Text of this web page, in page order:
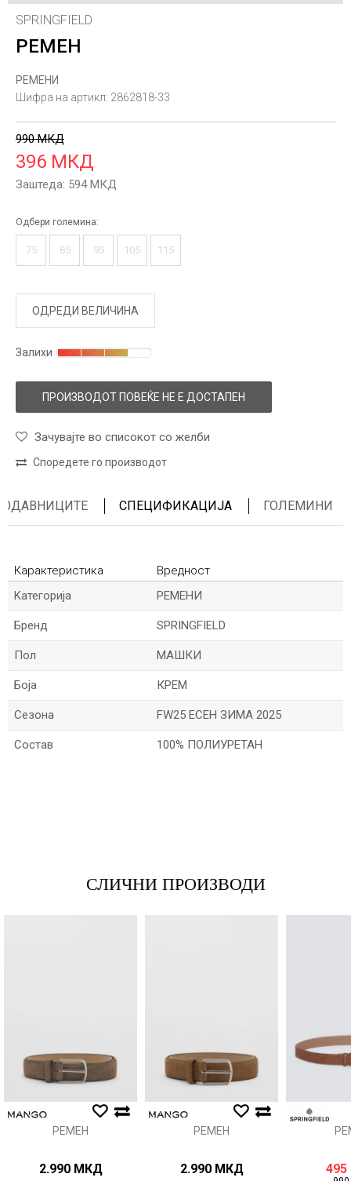
SPRINGFIELD
РЕМЕН
РЕМЕНИ
Шифра на артикл: 2862818-33
990 МКД
396 МКД
Заштеда: 594 МКД
Одбери големина:
75 85 95 105 115
ОДРЕДИ ВЕЛИЧИНА
Залихи
ПРОИЗВОДОТ ПОВЕЌЕ НЕ Е ДОСТАПЕН
Зачувајте во списокот со желби
Споредете го производот
СПЕЦИФИКАЦИЈА ГОЛЕМИНИ
Карактеристика
Вредност
Kатегорија
РЕМЕНИ
Бренд SPRINGFIELD
Пол МАШКИ
Боја КРЕМ
Сезона FW25 ЕСЕН ЗИМА 2025
Состав 100% ПОЛИУРЕТАН
СЛИЧНИ ПРОИЗВОДИ
РЕМЕН
2.990 МКД
РЕМЕН
2.990 МКД 495